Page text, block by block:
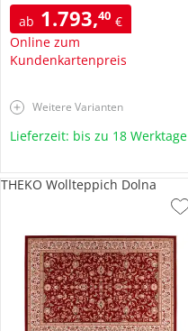
ab 1.793,40 €
Online zum
Kundenkartenpreis
Weitere Varianten
Lieferzeit: bis zu 18 Werktage
THEKO Wollteppich Dolna